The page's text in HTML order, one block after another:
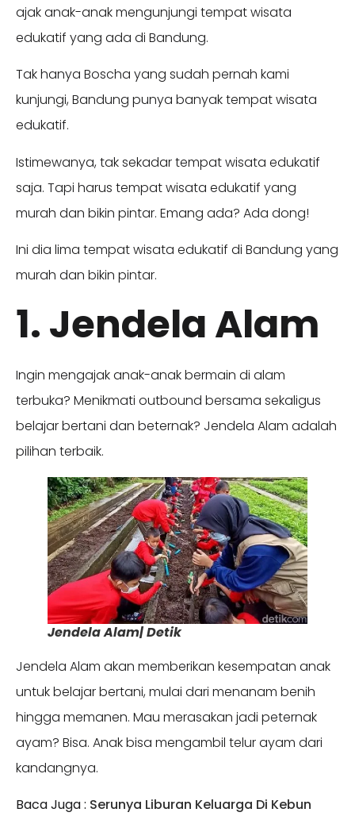
ajak anak-anak mengunjungi tempat wisata
edukatif yang ada di Bandung.
Tak hanya Boscha yang sudah pernah kami
kunjungi, Bandung punya banyak tempat wisata
edukatif.
Istimewanya, tak sekadar tempat wisata edukatif
saja. Tapi harus tempat wisata edukatif yang
murah dan bikin pintar. Emang ada? Ada dong!
Ini dia lima tempat wisata edukatif di Bandung yang
murah dan bikin pintar.
1. Jendela Alam
Ingin mengajak anak-anak bermain di alam
terbuka? Menikmati outbound bersama sekaligus
belajar bertani dan beternak? Jendela Alam adalah
pilihan terbaik.
Jendela Alam| Detik
Jendela Alam akan memberikan kesempatan anak
untuk belajar bertani, mulai dari menanam benih
hingga memanen. Mau merasakan jadi peternak
ayam? Bisa. Anak bisa mengambil telur ayam dari
kandangnya.
Baca Juga : Serunya Liburan Keluarga Di Kebun